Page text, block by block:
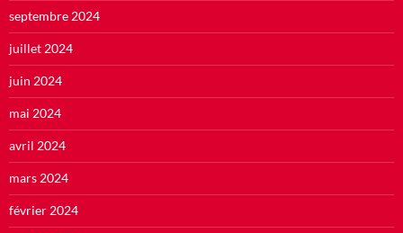
septembre 2024
juillet 2024
juin 2024
mai 2024
avril 2024
mars 2024
février 2024